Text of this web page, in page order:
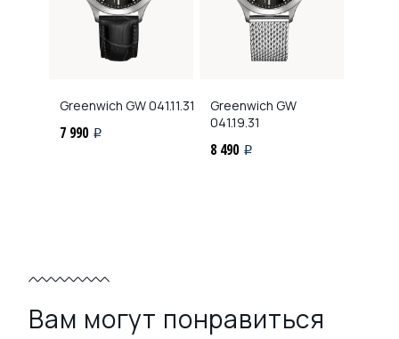
Greenwich GW 041.11.31
7 990 i
Greenwich GW
041.19.31
8 490 i
Вам могут понравиться